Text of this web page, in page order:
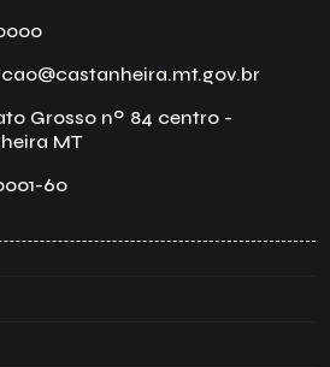
Grosso nº 84 centro -
MT
60